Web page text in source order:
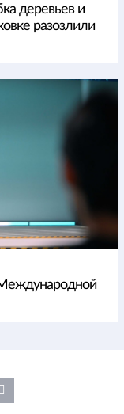
деревьев и
разозлили